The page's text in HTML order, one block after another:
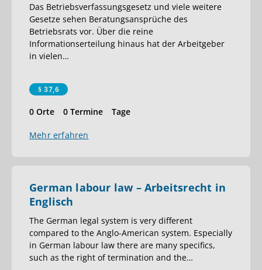
Das Betriebsverfassungsgesetz und viele weitere
Gesetze sehen Beratungsansprüche des
Betriebsrats vor. Über die reine
Informationserteilung hinaus hat der Arbeitgeber
in vielen…
§ 37,6
0 Orte 0 Termine Tage
Mehr erfahren
German labour law – Arbeitsrecht in
Englisch
The German legal system is very different
compared to the Anglo-American system. Especially
in German labour law there are many specifics,
such as the right of termination and the…